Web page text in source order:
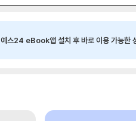
예스24 eBook앱 설치 후 바로 이용 가능한